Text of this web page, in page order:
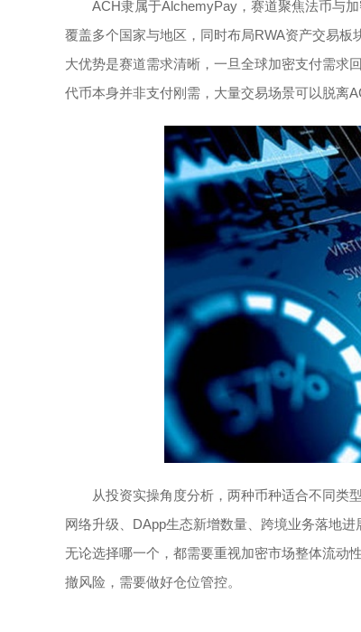
ACH隶属于AlchemyPay，赛道聚焦法币与
覆盖多个国家与地区，同时布局RWA资产交易
大优势是赛道需求清晰，一旦全球加密支付需求
代币本身并非支付刚需，大量交易场景可以脱离
从投资实操角度分析，两种币种适合不同类
网络升级、DApp生态新增数量、跨境业务落地
无论选择哪一个，都需要重视加密市场整体流动
撤风险，需要做好仓位管控。